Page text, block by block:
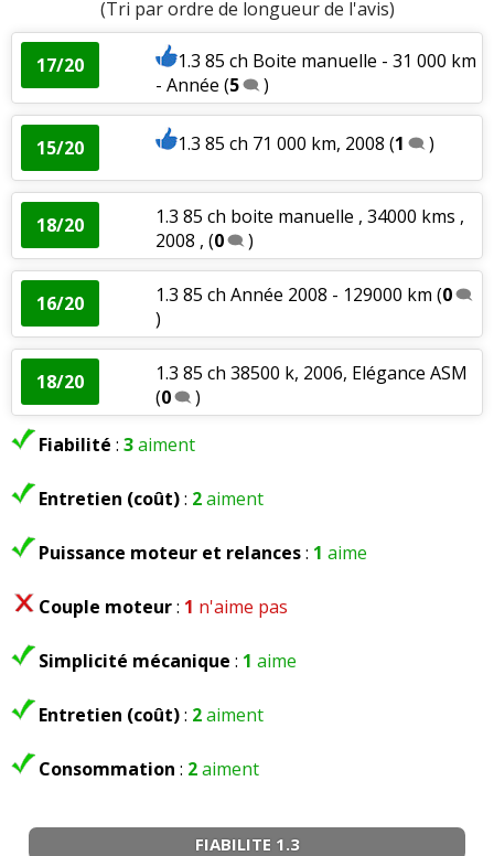
(Tri par ordre de longueur de l'avis)
17/20
1.3 85 ch Boite manuelle - 31 000 km
- Année (5 )
15/20 1.3 85 ch 71 000 km, 2008 (1 )
18/20
1.3 85 ch boite manuelle , 34000 kms ,
2008 , (0 )
16/20 1.3 85 ch Année 2008 - 129000 km (0
)
18/20
1.3 85 ch 38500 k, 2006, Elégance ASM
(0
)
Fiabilité : 3aiment
Entretien (coût): 2aiment
Puissance moteur et relances: 1 aime
Couple moteur: 1 n'aime pas
Simplicité mécanique : 1 aime
Entretien (coût): 2aiment
Consommation : 2aiment
FIABILITE 1.3